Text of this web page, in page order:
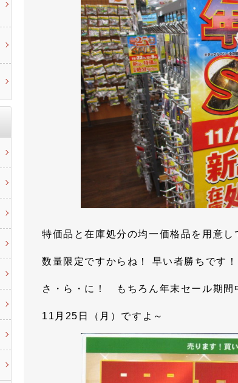
特価品と在庫処分の均一価格品を用意し
数量限定ですからね！ 早い者勝ちです！
さ・ら・に！ もちろん年末セール期間
11月25日（月）ですよ～